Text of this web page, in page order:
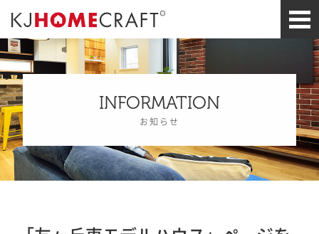
INFORMATION
お知らせ